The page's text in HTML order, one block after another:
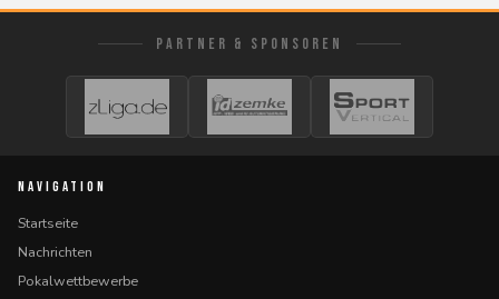
PARTNER & SPONSOREN
NAVIGATION
Startseite
Nachrichten
Pokalwettbewerbe